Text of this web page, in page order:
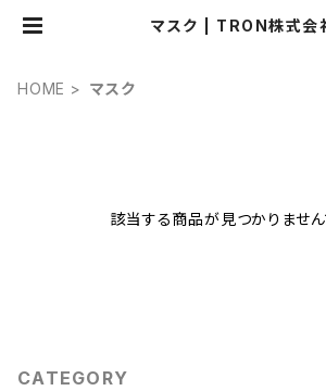
マスク | TRON株式会
HOME マスク
該当する商品が見つかりません
CATEGORY